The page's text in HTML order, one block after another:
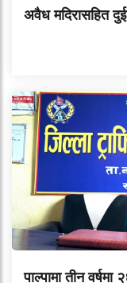
अवैध मदिरासहित
पाल्पामा तीन